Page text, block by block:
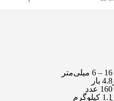
16 – 6 میلی‌متر
4.8 بار
160 عدد
1.1 کیلوگرم